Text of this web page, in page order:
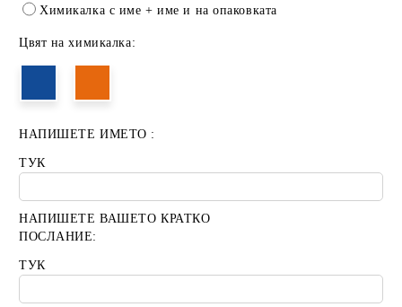
Химикалка с име + име и на опаковката
Цвят на химикалка:
НАПИШЕТЕ ИМЕТО :
ТУК
НАПИШЕТЕ ВАШЕТО КРАТКО
ПОСЛАНИЕ:
ТУК